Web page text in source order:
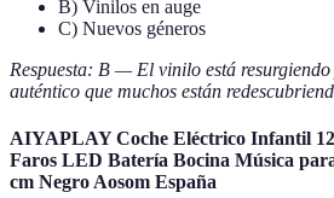
B) Vinilos en auge
C) Nuevos géneros
Respuesta: B — El vinilo está
auténtico que muchos están
AIYAPLAY Coche Eléctrico Infantil
Faros LED Batería Bocina Música
cm Negro Aosom España